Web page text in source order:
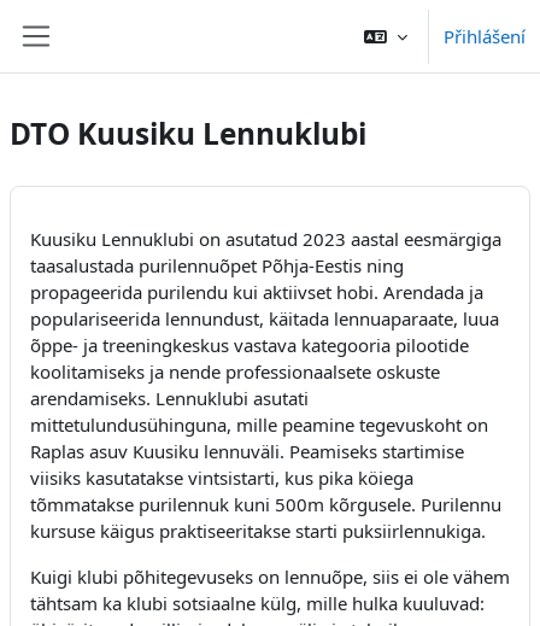
Přihlášení
DTO Kuusiku Lennuklubi
Kuusiku Lennuklubi on asutatud 2023 aastal eesmärgiga
taasalustada purilennuõpet Põhja-Eestis ning
propageerida purilendu kui aktiivset hobi. Arendada ja
populariseerida lennundust, käitada lennuaparaate, luua
õppe- ja treeningkeskus vastava kategooria pilootide
koolitamiseks ja nende professionaalsete oskuste
arendamiseks. Lennuklubi asutati
mittetulundusühinguna, mille peamine tegevuskoht on
Raplas asuv Kuusiku lennuväli. Peamiseks startimise
viisiks kasutatakse vintsistarti, kus pika köiega
tõmmatakse purilennuk kuni 500m kõrgusele. Purilennu
kursuse käigus praktiseeritakse starti puksiirlennukiga.
Kuigi klubi põhitegevuseks on lennuõpe, siis ei ole vähem
tähtsam ka klubi sotsiaalne külg, mille hulka kuuluvad: